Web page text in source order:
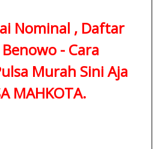
Nominal , Daftar
- Cara
Murah Sini Aja
MAHKOTA.